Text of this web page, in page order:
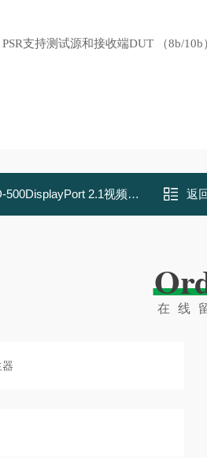
支持测试源和接收端DUT （8b/10b
2.1视频信号发生器 返
在线